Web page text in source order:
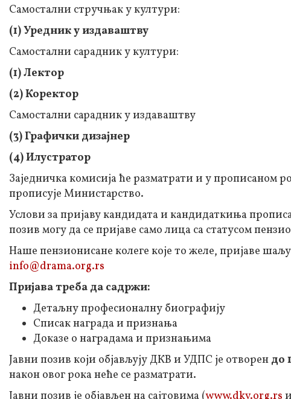
Самостални стручњак у култури:
(1) Уредник у издаваштву
Самостални сарадник у култури:
(1) Лектор
(2) Коректор
Самостални сарадник у издаваштву
(3) Графички дизајнер
(4) Илустратор
Заједничка комисија ће разматрати и у прописаном
прописује Министарство.
Услови за пријаву кандидата и кандидаткиња
позив могу да се пријаве само лица са статусом
Наше пензионисане колеге које то желе, пријаве
info@drama.org.rs
Пријава треба да садржи:
Детаљну професионалну биографију
Списак награда и признања
Доказе о наградама и признањима
Јавни позив који објављују ДКВ и УДПС је отворендо
након овог рока неће се разматрати.